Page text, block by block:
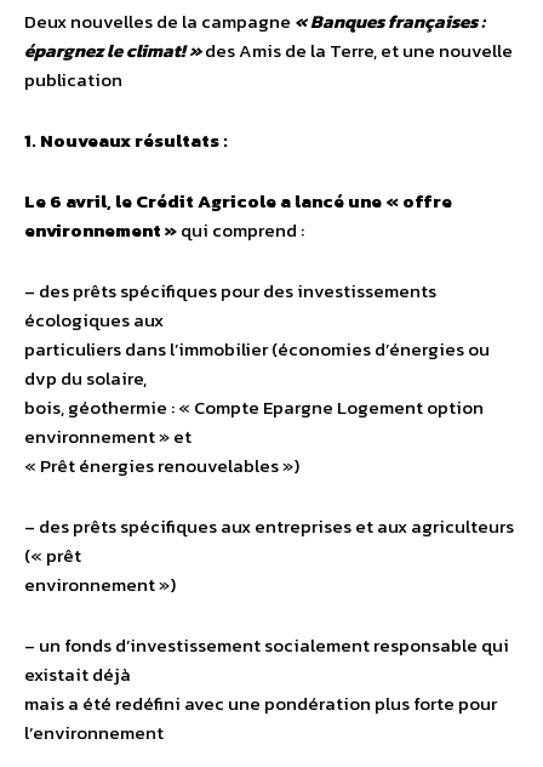
Deux nouvelles de la campagne « Banques françaises :
épargnez le climat! »des Amis de la Terre, et une nouvelle
publication
1. Nouveaux résultats :
Le 6 avril, le Crédit Agricole a lancé une « offre
environnement »qui comprend :
– des prêts spécifiques pour des investissements
écologiques aux
particuliers dans l’immobilier (économies d’énergies ou
dvp du solaire,
bois, géothermie : « Compte Epargne Logement option
environnement » et
« Prêt énergies renouvelables »)
– des prêts spécifiques aux entreprises et aux agriculteurs
(« prêt
environnement »)
– un fonds d’investissement socialement responsable qui
existait déjà
mais a été redéfini avec une pondération plus forte pour
l’environnement